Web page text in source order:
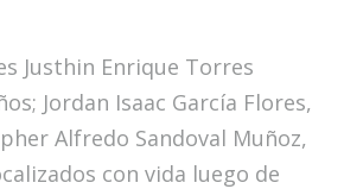
Justhin Enrique Torres
Jordan Isaac García Flores,
Alfredo Sandoval Muñoz,
con vida luego de